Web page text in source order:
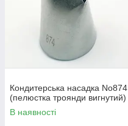
Кондитерська насадка No874
(пелюстка троянди вигнутий)
В наявності